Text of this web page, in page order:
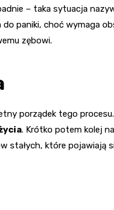
– taka sytuacja
paniki, choć wymaga
zębowi.
porządek tego procesu.
. Krótko potem kolej
stałych, które pojawiają